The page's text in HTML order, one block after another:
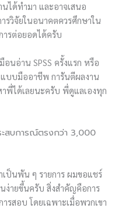
ได้ทำมา และอาจเสนอ
รวิจัยในอนาคตควรศึกษาใน
ารต่อยอดได้ครับ
นอ่าน SPSS ครั้งแรก หรือ
แบบมืออาชีพ การันตีผลงาน
พี่ได้เลยนะครับ พี่ดูแลเองทุก
ะสบการณ์ตรงกว่า 3,000
ป็นพัน ๆ รายการ ผมขอแชร์
ง่ายขึ้นครับ สิ่งสำคัญคือการ
รสอบ โดยเฉพาะเมื่อพวกเขา